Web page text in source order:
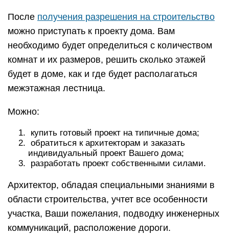
После получения разрешения на строительство
можно приступать к проекту дома. Вам
необходимо будет определиться с количеством
комнат и их размеров, решить сколько этажей
будет в доме, как и где будет располагаться
межэтажная лестница.
Можно:
купить готовый проект на типичные дома;
обратиться к архитекторам и заказать
индивидуальный проект Вашего дома;
разработать проект собственными силами.
Архитектор, обладая специальными знаниями в
области строительства, учтет все особенности
участка, Ваши пожелания, подводку инженерных
коммуникаций, расположение дороги.